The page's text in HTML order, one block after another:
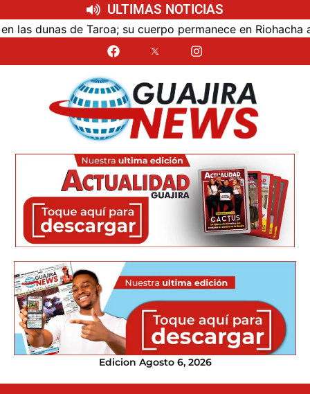
ULTIMAS NOTICIAS
de Taroa; su cuerpo permanece en Riohacha a la
Edicion Agosto 6, 2026